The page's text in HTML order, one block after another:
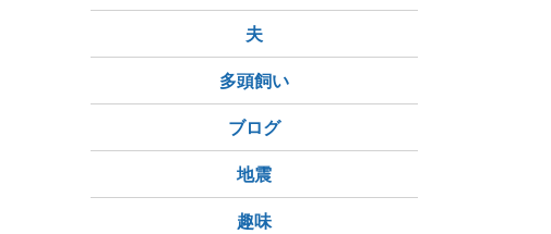
夫
多頭飼い
ブログ
地震
趣味